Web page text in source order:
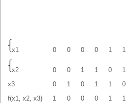
x1 0 0 0 0 1 1
x2 0 0 1 1 0
1
x3
0 1 0 1 1
0
f(x1, x2, x3)
1 0 0 0 1
1